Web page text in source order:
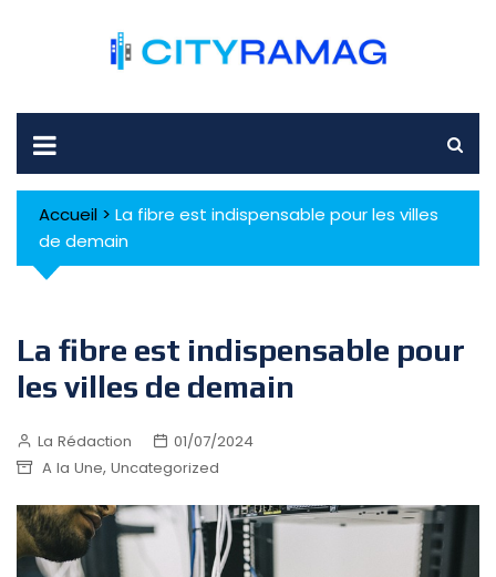
Accueil > La fibre est indispensable pour les villes
de demain
La fibre est indispensable pour
les villes de demain
La Rédaction
01/07/2024
A la Une, Uncategorized